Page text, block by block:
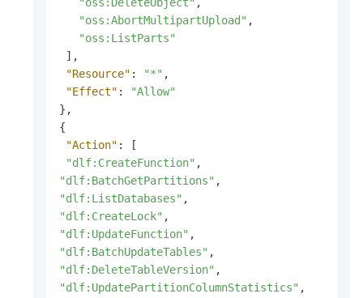
"oss:DeleteObject" ,
"oss:AbortMultipartUpload" ,
"oss:ListParts"
] ,
"Resource" : "*" ,
"Effect" :
"Allow"
} ,
{
"Action" :
[
"dlf:CreateFunction" ,
"dlf:BatchGetPartitions" ,
"dlf:ListDatabases" ,
"dlf:CreateLock" ,
"dlf:UpdateFunction" ,
"dlf:BatchUpdateTables" ,
"dlf:DeleteTableVersion" ,
"dlf:UpdatePartitionColumnStatistics" ,